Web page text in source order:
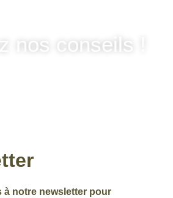
nos conseils !​
à notre newsletter pour